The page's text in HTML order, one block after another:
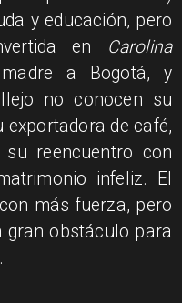
y educación, pero
en
Carolina
a Bogotá, y
no conocen su
de café,
reencuentro con
infeliz. El
más fuerza, pero
obstáculo para